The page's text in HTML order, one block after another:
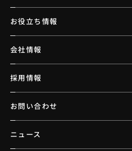
お役立ち情報
会社情報
採用情報
お問い合わせ
ニュース